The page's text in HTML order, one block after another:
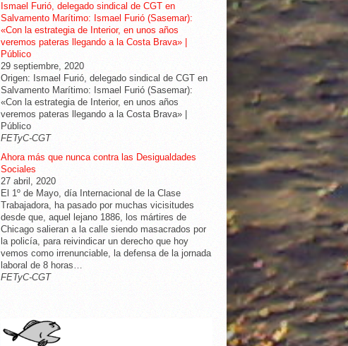
Ismael Furió, delegado sindical de CGT en
Salvamento Marítimo: Ismael Furió (Sasemar):
«Con la estrategia de Interior, en unos años
veremos pateras llegando a la Costa Brava» |
Público
29 septiembre, 2020
Origen: Ismael Furió, delegado sindical de CGT en
Salvamento Marítimo: Ismael Furió (Sasemar):
«Con la estrategia de Interior, en unos años
veremos pateras llegando a la Costa Brava» |
Público
FETyC-CGT
Ahora más que nunca contra las Desigualdades
Sociales
27 abril, 2020
El 1º de Mayo, día Internacional de la Clase
Trabajadora, ha pasado por muchas vicisitudes
desde que, aquel lejano 1886, los mártires de
Chicago salieran a la calle siendo masacrados por
la policía, para reivindicar un derecho que hoy
vemos como irrenunciable, la defensa de la jornada
laboral de 8 horas…
FETyC-CGT